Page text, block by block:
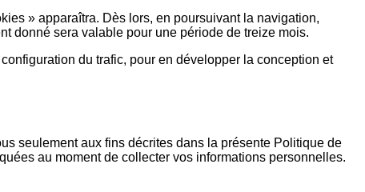
» apparaîtra. Dès lors, en poursuivant la navigation,
donné sera valable pour une période de treize mois.
du trafic, pour en développer la conception et
seulement aux fins décrites dans la présente Politique de
au moment de collecter vos informations personnelles.